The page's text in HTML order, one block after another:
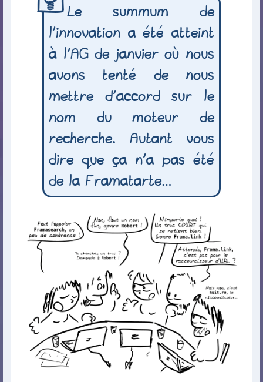
Le summum de
l’innovation a été atteint
à l’AG de janvier où nous
avons tenté de nous
mettre d’accord sur le
nom du moteur de
recherche. Autant vous
dire que ça n’a pas été
de la Framatarte…